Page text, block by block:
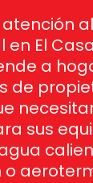
atención
en El
a
de
sus
o